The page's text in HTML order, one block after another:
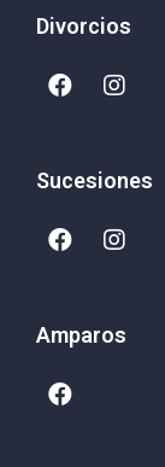
Divorcios
Sucesiones
Amparos